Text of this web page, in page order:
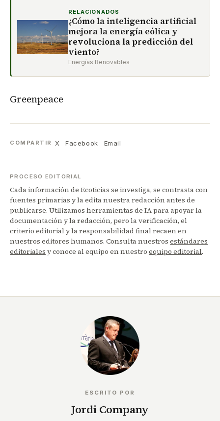
RELACIONADOS
¿Cómo la inteligencia artificial
mejora la energía eólica y
revoluciona la predicción del
viento?
Energías Renovables
Greenpeace
COMPARTIR X Facebook Email
PROCESO EDITORIAL
Cada información de Ecoticias se investiga, se contrasta con
fuentes primarias y la edita nuestra redacción antes de
publicarse. Utilizamos herramientas de IA para apoyar la
documentación y la redacción, pero la verificación, el
criterio editorial y la responsabilidad final recaen en
nuestros editores humanos. Consulta nuestros estándares
editoriales y conoce al equipo en nuestro equipo editorial.
ESCRITO POR
Jordi Company